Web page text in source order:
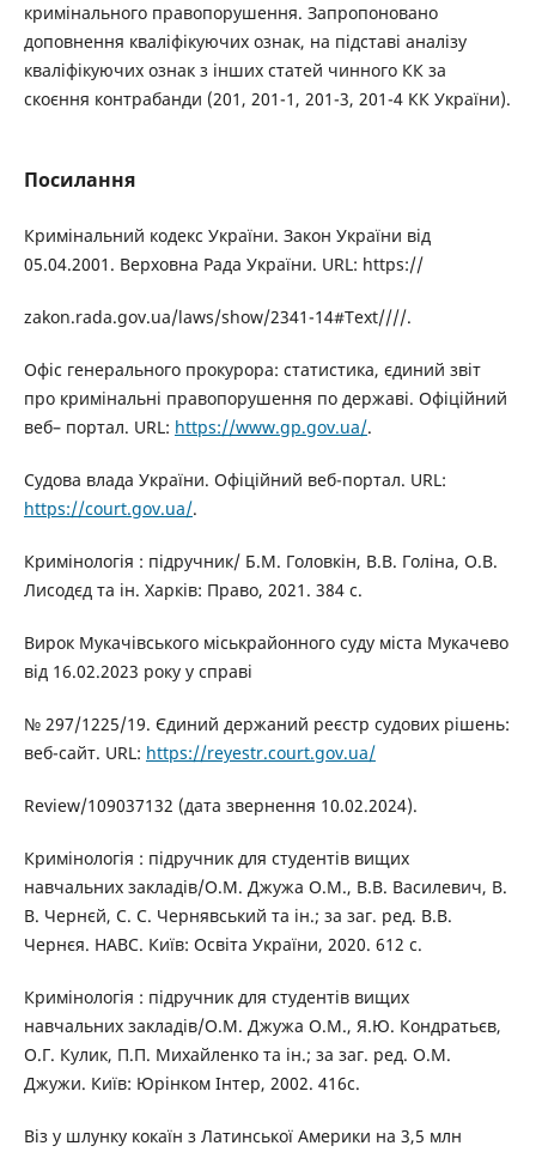
кримінального правопорушення. Запропоновано
доповнення кваліфікуючих ознак, на підставі аналізу
кваліфікуючих ознак з інших статей чинного КК за
скоєння контрабанди (201, 201-1, 201-3, 201-4 КК України).
Посилання
Кримінальний кодекс України. Закон України від
05.04.2001. Верховна Рада України. URL: https://
zakon.rada.gov.ua/laws/show/2341-14#Text////.
Офіс генерального прокурора: статистика, єдиний звіт
про кримінальні правопорушення по державі. Офіційний
веб– портал. URL: https://www.gp.gov.ua/.
Судова влада України. Офіційний веб-портал. URL:
https://court.gov.ua/.
Кримінологія : підручник/ Б.М. Головкін, В.В. Голіна, О.В.
Лисодєд та ін. Харків: Право, 2021. 384 с.
Вирок Мукачівського міськрайонного суду міста Мукачево
від 16.02.2023 року у справі
№ 297/1225/19. Єдиний держаний реєстр судових рішень:
веб-сайт. URL: https://reyestr.court.gov.ua/
Review/109037132 (дата звернення 10.02.2024).
Кримінологія : підручник для студентів вищих
навчальних закладів/О.М. Джужа О.М., В.В. Василевич, В.
В. Чернєй, С. С. Чернявський та ін.; за заг. ред. В.В.
Чернєя. НАВС. Київ: Освіта України, 2020. 612 с.
Кримінологія : підручник для студентів вищих
навчальних закладів/О.М. Джужа О.М., Я.Ю. Кондратьєв,
О.Г. Кулик, П.П. Михайленко та ін.; за заг. ред. О.М.
Джужи. Київ: Юрінком Інтер, 2002. 416с.
Віз у шлунку кокаїн з Латинської Америки на 3,5 млн